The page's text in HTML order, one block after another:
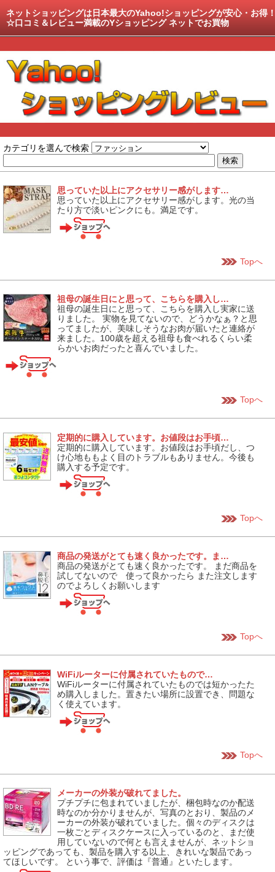
ネットショッピングは日本最大のYahoo!ショッピングが安心・お得
☆口コミ＆レビュー満載のYショッピング ネットでお買物
カテゴリを選んで検索
思っていた以上にアクセサリー感がします…
思っていた以上にアクセサリー感がします。光の当
たり方で淡いピンクにも。満足です。
Topへ
祖母の誕生日にと思って、こちらを購入し…
祖母の誕生日にと思って、こちらを購入し実家に送
りました。 実物を見てないので、どうかなぁ？と思
ってましたが、美味しそうなお肉が届いたと連絡が
来ました。100歳を超える祖母も食べれるくらい柔
らかいお肉だったと喜んでいました。
Topへ
定期的に購入しています。お値段はお手頃…
定期的に購入しています。お値段はお手頃だし、つ
け心地ももよく目のトラブルもありません。今後も
購入する予定です。
Topへ
商品の発送がとても速く良かったです。ま…
商品の発送がとても速く良かったです。 まだ商品を
試してないので 使って良かったら また注文します
のでよろしくお願いします
Topへ
WiFiルーターに付属されていたもので…
WiFiルーターに付属されていたものでは短かったた
め購入しました。置きたい場所に設置でき、問題な
く使えています。
Topへ
メーカーの外装が破れてました。
プチプチに包まれていましたが、梱包時なのか配送
時なのか分かりませんが、写真のとおり、製品のメ
ーカーの外装が破れていました。個々のディスクは
一枚ごとディスクケースに入っているのと、まだ使
用していないので何とも言えませんが、ネットショ
ッピングであっても、製品を購入する以上、きれいな製品であっ
てほしいです。 という事で、評価は『普通』といたします。